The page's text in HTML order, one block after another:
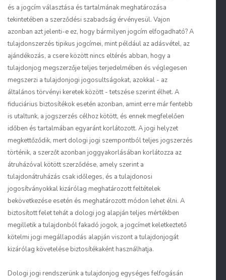
és a jogcím választása és tartalmának meghatározása
tekintetében a szerződési szabadság érvényesül. Vajon
azonban azt jelenti-e ez, hogy bármilyen jogcím elfogadható? A
tulajdonszerzés tipikus jogcímei, mint például az adásvétel, az
ajándékozás, a csere között nincs eltérés abban, hogy a
tulajdonjog megszerzője teljes terjedelmében és véglegesen
megszerzi a tulajdonjogi jogosultságokat, azokkal - az
általános törvényi keretek között - tetszése szerint élhet. A
fiduciárius biztosítékok esetén azonban, amint erre már fentebb
is utaltunk, a jogszerzés célhoz kötött, és ennek megfelelően
időben és tartalmában egyaránt korlátozott. A jogi helyzet
megkettőződik, mert dologi jogi szempontból teljes jogszerzés
történik, a szerzőt azonban joggyakorlásában korlátozza az
átruházóval kötött szerződése, amely szerint a
tulajdonátruházás csak időleges, és a tulajdonosi
jogosítványokkal kizárólag meghatározott feltételek
bekövetkezése esetén és meghatározott módon lehet élni. A
biztosított felet tehát a dologi jog alapján teljes mértékben
megilletik a tulajdonból fakadó jogok, a jogcímet keletkeztető
kötelmi jogi megállapodás alapján viszont a tulajdonjogát
kizárólag követelése biztosítékaként használhatja.
Dologi jogi rendszerünk a tulajdonjog egységes felfogásán